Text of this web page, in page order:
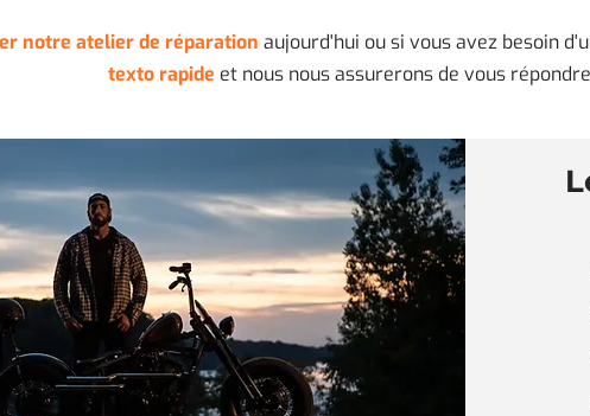
notre atelier de réparation aujourd'hui ou si vous avez besoin
texto rapide et nous nous assurerons de vous